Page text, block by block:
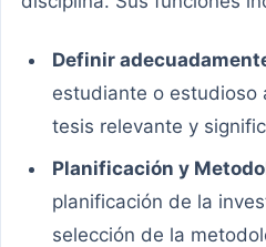
Definir
estudiante o estudioso
tesis relevante y
Planificación y
planificación de la
selección de la